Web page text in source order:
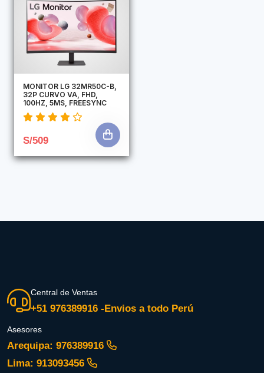
MONITOR LG 32MR50C-B,
32P CURVO VA, FHD,
100HZ, 5MS, FREESYNC
S/509
Central de Ventas
+51 976389916 -Envios a todo Perú
Asesores
Arequipa: 976389916
Lima: 913093456